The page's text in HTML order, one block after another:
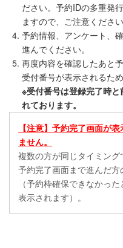
ださい。予約IDの多重発
ますので、ご注意ください
予約情報、アンケート、
進んでください。
再度内容を確認したあと
受付番号が表示されるた
※受付番号は登録完了時
れております。
【注意】予約完了画面が
ません。
複数の方が同じタイミン
予約完了画面まで進んだ
（予約枠確保できなかっ
表示されます）。